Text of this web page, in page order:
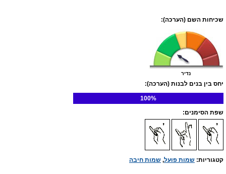
שכיחות השם (הערכה):
נדיר
יחס בין בנים לבנות (הערכה):
100%
שפת הסימנים:
קטגוריות: שמות פועל, שמות חיבה